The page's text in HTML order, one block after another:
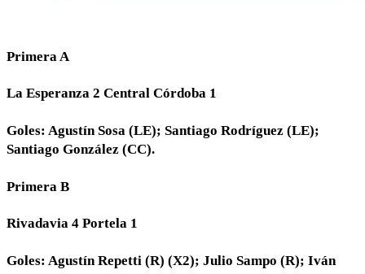
Primera A
La Esperanza 2 Central Córdoba 1
Goles: Agustín Sosa (LE); Santiago Rodríguez (LE);
Santiago González (CC).
Primera B
Rivadavia 4 Portela 1
Goles: Agustín Repetti (R) (X2); Julio Sampo (R); Iván